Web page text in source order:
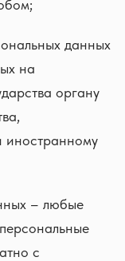
данных
на
органу
иностранному
– любые
с